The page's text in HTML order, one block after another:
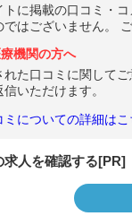
トに掲載の口コミ・
ではございません。
療機関の方へ
れた口コミに関して
信いただけます。
についての詳細はこ
求人を確認する[PR]